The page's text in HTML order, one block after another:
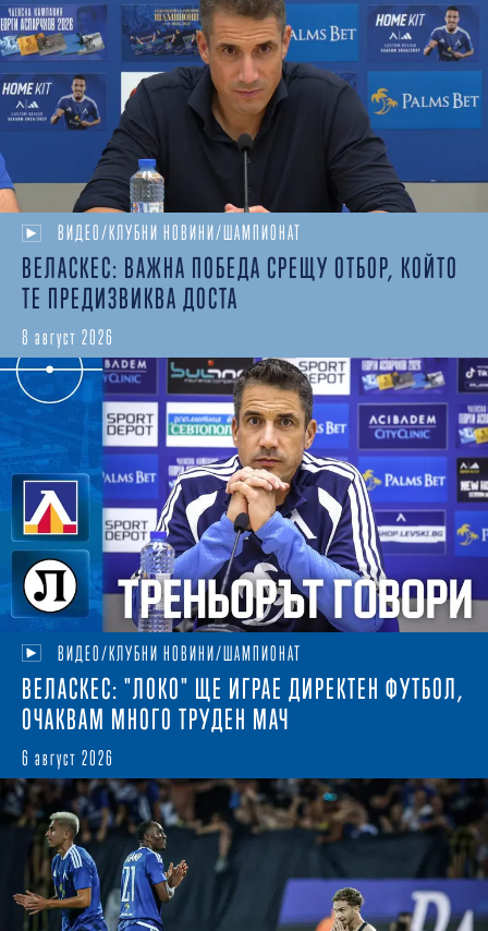
ВИДЕО/КЛУБНИ НОВИНИ/ШАМПИОНАТ
ВЕЛАСКЕС: ВАЖНА ПОБЕДА СРЕЩУ ОТБОР, КОЙТО
ТЕ ПРЕДИЗВИКВА ДОСТА
8 август 2026
ВИДЕО/КЛУБНИ НОВИНИ/ШАМПИОНАТ
ВЕЛАСКЕС: "ЛОКО" ЩЕ ИГРАЕ ДИРЕКТЕН ФУТБОЛ,
ОЧАКВАМ МНОГО ТРУДЕН МАЧ
6 август 2026